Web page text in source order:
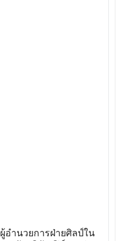
อำนวยการฝ่ายศิลป์ใน